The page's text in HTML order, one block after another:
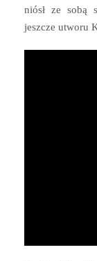
niósł ze sobą
jeszcze utworu